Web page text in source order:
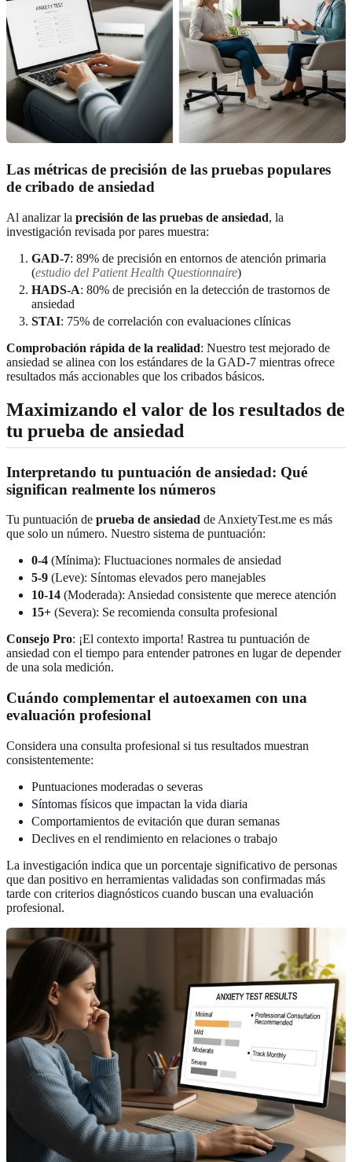
Las métricas de precisión de las pruebas populares
de cribado de ansiedad
Al analizar la precisión de las pruebas de ansiedad, la
investigación revisada por pares muestra:
GAD-7: 89% de precisión en entornos de atención primaria
(estudio del Patient Health Questionnaire)
HADS-A: 80% de precisión en la detección de trastornos de
ansiedad
STAI: 75% de correlación con evaluaciones clínicas
Comprobación rápida de la realidad: Nuestro test mejorado de
ansiedad se alinea con los estándares de la GAD-7 mientras ofrece
resultados más accionables que los cribados básicos.
Maximizando el valor de los resultados de
tu prueba de ansiedad
Interpretando tu puntuación de ansiedad: Qué
significan realmente los números
Tu puntuación de prueba de ansiedad de AnxietyTest.me es más
que solo un número. Nuestro sistema de puntuación:
0-4 (Mínima): Fluctuaciones normales de ansiedad
5-9 (Leve): Síntomas elevados pero manejables
10-14 (Moderada): Ansiedad consistente que merece atención
15+ (Severa): Se recomienda consulta profesional
Consejo Pro: ¡El contexto importa! Rastrea tu puntuación de
ansiedad con el tiempo para entender patrones en lugar de depender
de una sola medición.
Cuándo complementar el autoexamen con una
evaluación profesional
Considera una consulta profesional si tus resultados muestran
consistentemente:
Puntuaciones moderadas o severas
Síntomas físicos que impactan la vida diaria
Comportamientos de evitación que duran semanas
Declives en el rendimiento en relaciones o trabajo
La investigación indica que un porcentaje significativo de personas
que dan positivo en herramientas validadas son confirmadas más
tarde con criterios diagnósticos cuando buscan una evaluación
profesional.